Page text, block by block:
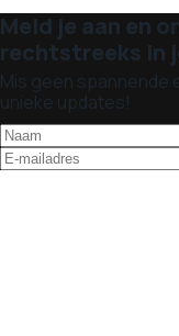
Meld je aan en
rechtstreeks in
Mis geen spannende
unieke updates!